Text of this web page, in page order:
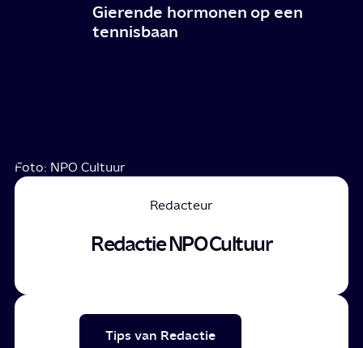
Gierende hormonen op een
tennisbaan
Foto: NPO Cultuur
Redacteur
Redactie NPO Cultuur
Tips van Redactie